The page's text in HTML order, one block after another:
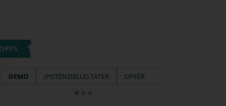
DEMO (POTENZIELLE) TÄTER OPFER